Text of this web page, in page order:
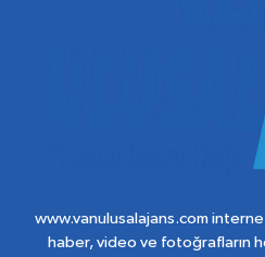
www.vanulusalajans.com
haber, video ve fotoğrafların